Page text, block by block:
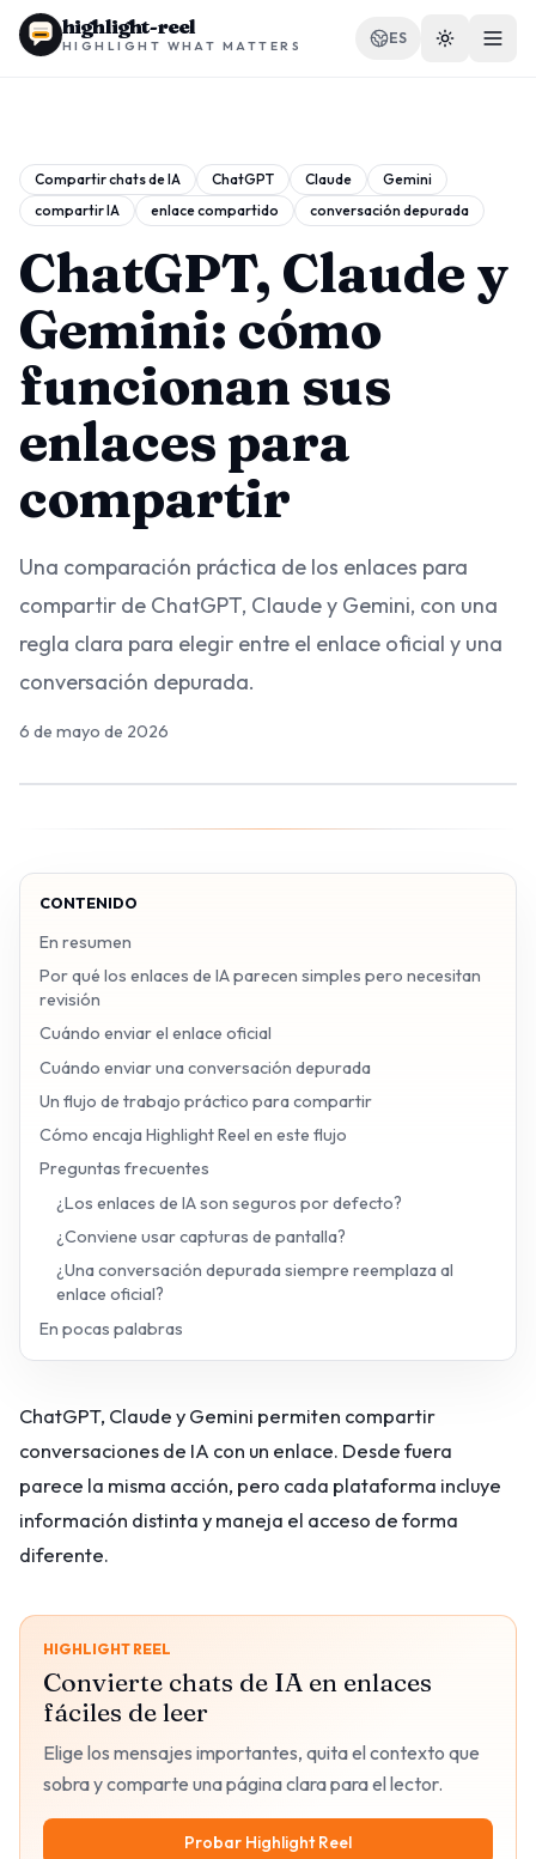
highlight-reel
HIGHLIGHT WHAT MATTERS ES
RECURSOS
Blog
Plantillas
Casos de uso
Extensión
Compartir chats de IA ChatGPT Claude
Gemini
compartir IA
enlace compartido conversación depurada
ChatGPT, Claude y
Gemini: cómo
funcionan sus
enlaces para
compartir
Una comparación práctica de los enlaces para
compartir de ChatGPT, Claude y Gemini, con una
regla clara para elegir entre el enlace oficial y una
conversación depurada.
6 de mayo de 2026
CONTENIDO
En resumen
Por qué los enlaces de IA parecen simples pero necesitan
revisión
Cuándo enviar el enlace oficial
Cuándo enviar una conversación depurada
Un flujo de trabajo práctico para compartir
Cómo encaja Highlight Reel en este flujo
Preguntas frecuentes
¿Los enlaces de IA son seguros por defecto?
¿Conviene usar capturas de pantalla?
¿Una conversación depurada siempre reemplaza al
enlace oficial?
En pocas palabras
ChatGPT, Claude y Gemini permiten compartir
conversaciones de IA con un enlace. Desde fuera
parece la misma acción, pero cada plataforma incluye
información distinta y maneja el acceso de forma
diferente.
HIGHLIGHT REEL
Convierte chats de IA en enlaces
fáciles de leer
Elige los mensajes importantes, quita el contexto que
sobra y comparte una página clara para el lector.
Probar Highlight Reel